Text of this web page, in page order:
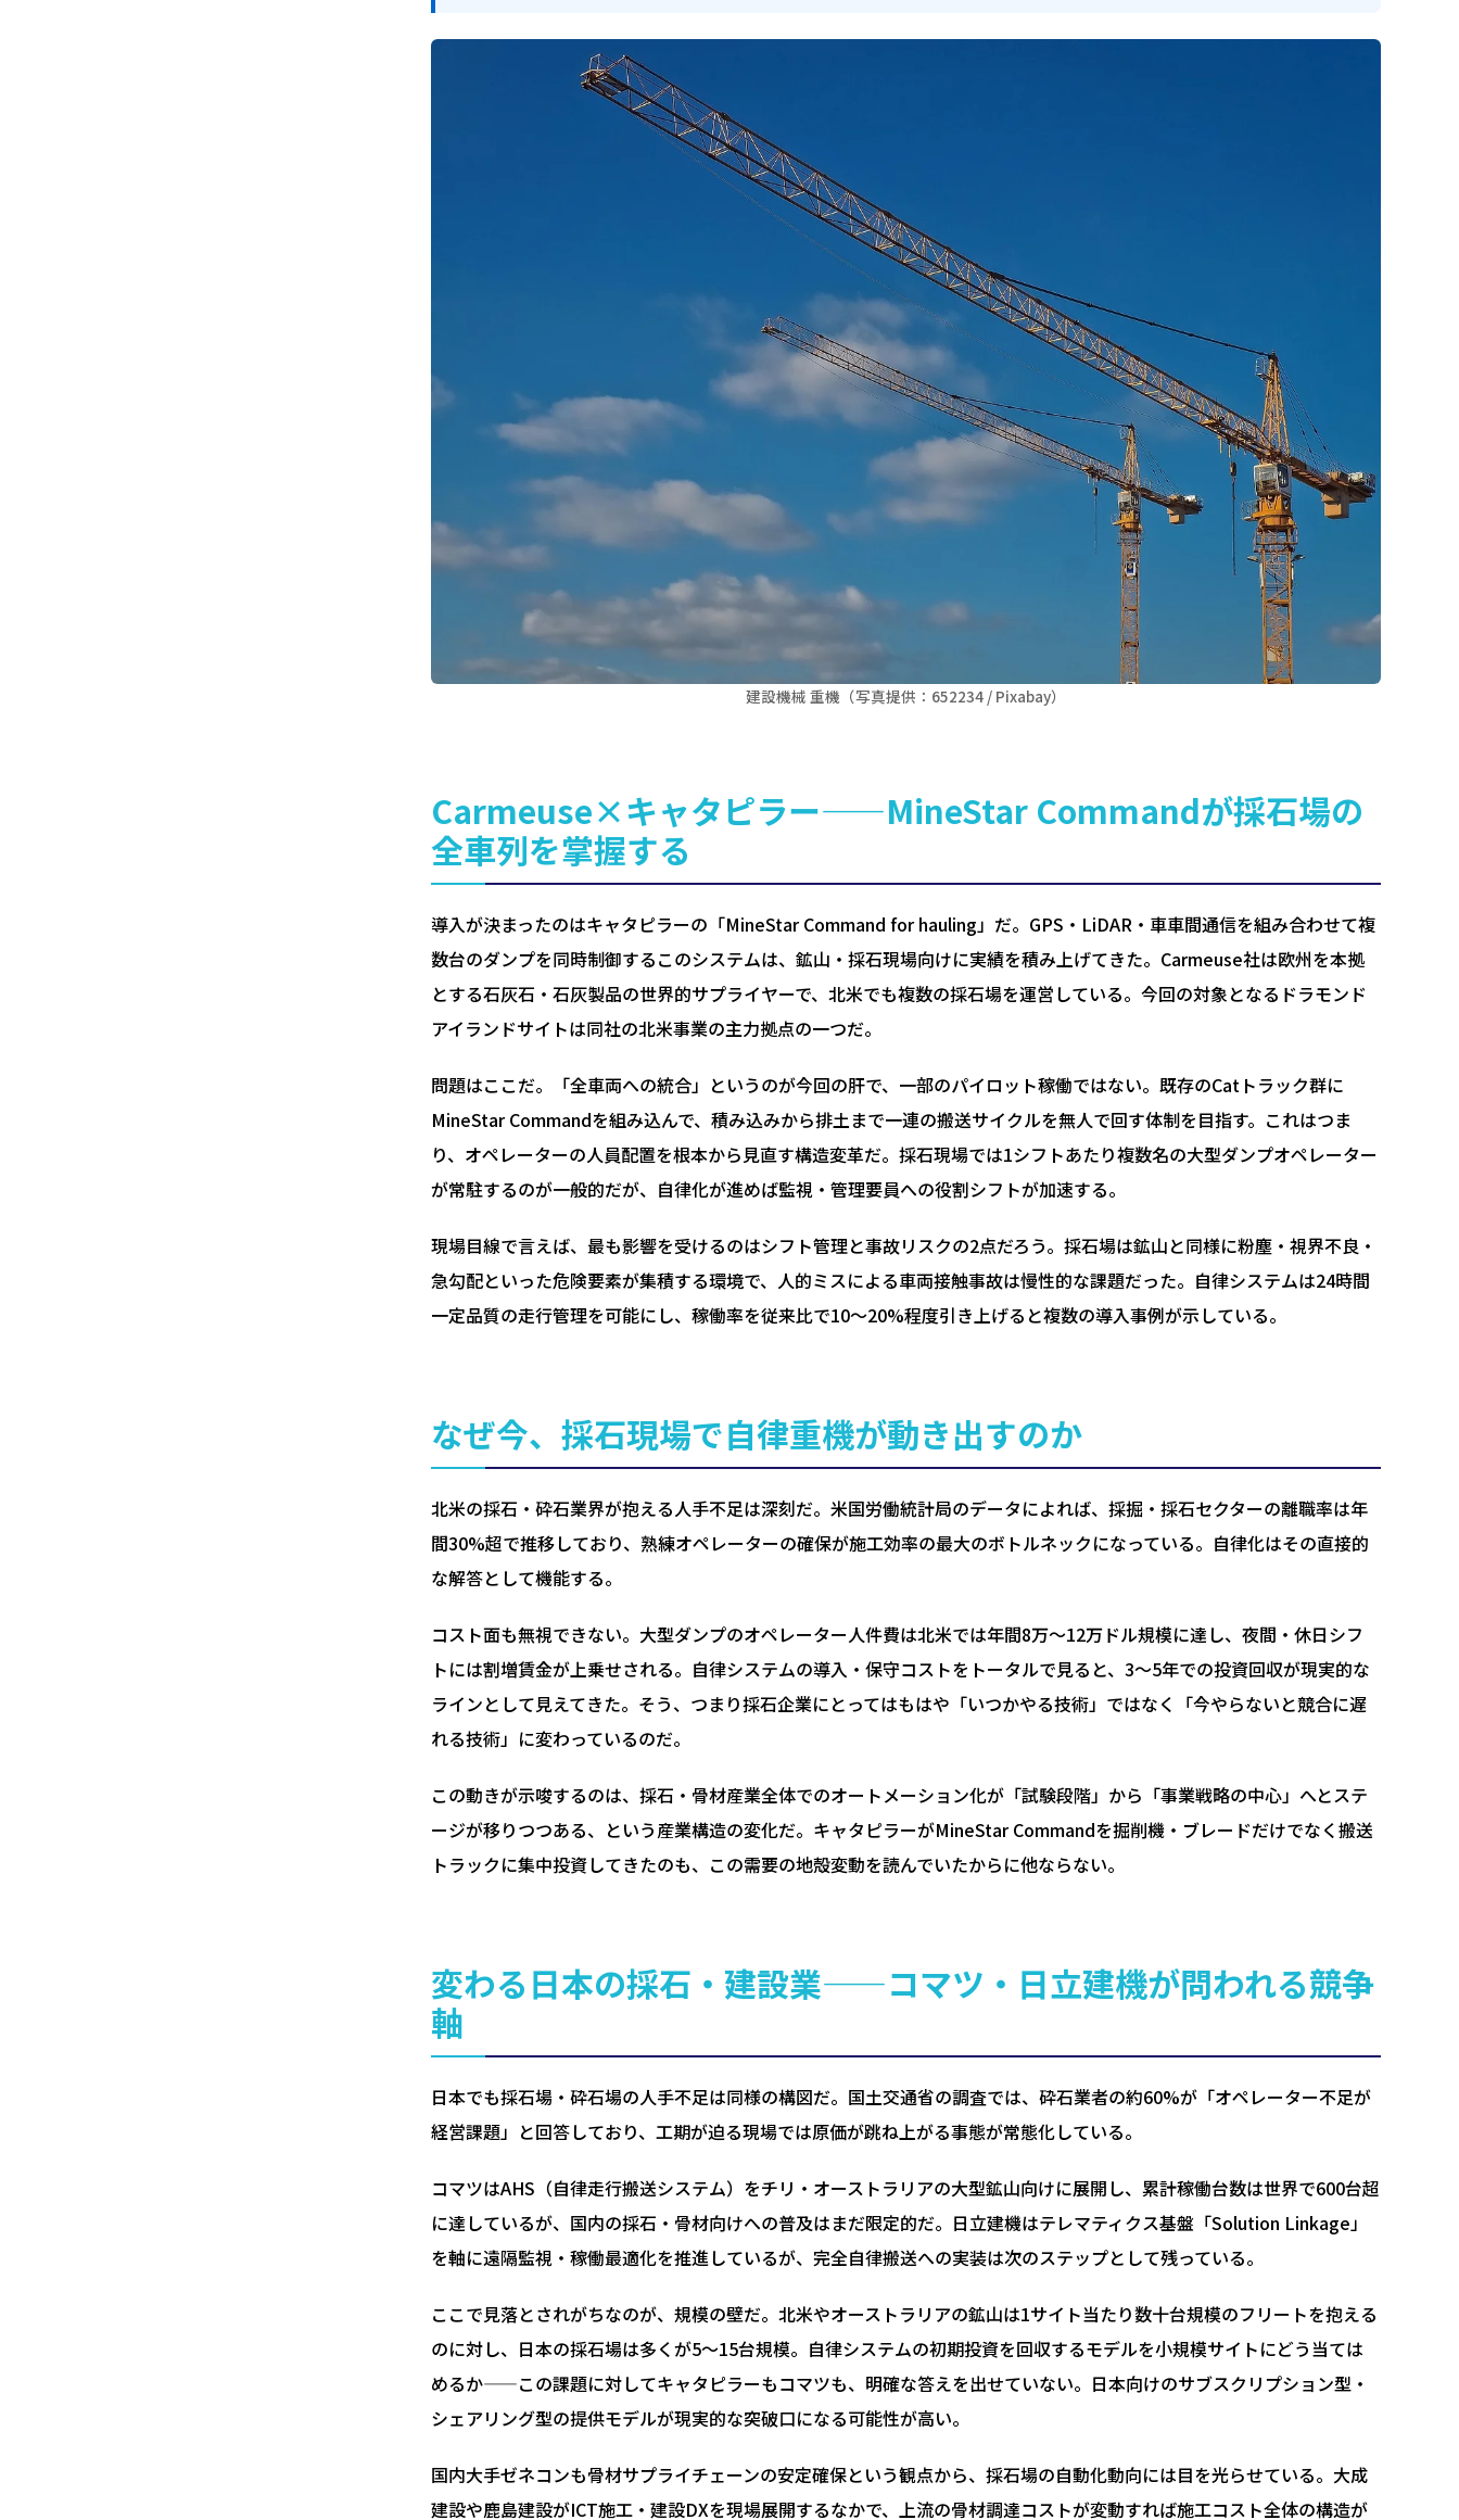
建設機械 重機（写真提供：652234 / Pixabay）
Carmeuse×キャタピラー——MineStar Commandが採石場の
全車列を掌握する
導入が決まったのはキャタピラーの「MineStar Command for hauling」だ。GPS・LiDAR・車車間通信を組み合わせて複
数台のダンプを同時制御するこのシステムは、鉱山・採石現場向けに実績を積み上げてきた。Carmeuse社は欧州を本拠
とする石灰石・石灰製品の世界的サプライヤーで、北米でも複数の採石場を運営している。今回の対象となるドラモンド
アイランドサイトは同社の北米事業の主力拠点の一つだ。
問題はここだ。「全車両への統合」というのが今回の肝で、一部のパイロット稼働ではない。既存のCatトラック群に
MineStar Commandを組み込んで、積み込みから排土まで一連の搬送サイクルを無人で回す体制を目指す。これはつま
り、オペレーターの人員配置を根本から見直す構造変革だ。採石現場では1シフトあたり複数名の大型ダンプオペレーター
が常駐するのが一般的だが、自律化が進めば監視・管理要員への役割シフトが加速する。
現場目線で言えば、最も影響を受けるのはシフト管理と事故リスクの2点だろう。採石場は鉱山と同様に粉塵・視界不良・
急勾配といった危険要素が集積する環境で、人的ミスによる車両接触事故は慢性的な課題だった。自律システムは24時間
一定品質の走行管理を可能にし、稼働率を従来比で10〜20%程度引き上げると複数の導入事例が示している。
なぜ今、採石現場で自律重機が動き出すのか
北米の採石・砕石業界が抱える人手不足は深刻だ。米国労働統計局のデータによれば、採掘・採石セクターの離職率は年
間30%超で推移しており、熟練オペレーターの確保が施工効率の最大のボトルネックになっている。自律化はその直接的
な解答として機能する。
コスト面も無視できない。大型ダンプのオペレーター人件費は北米では年間8万〜12万ドル規模に達し、夜間・休日シフ
トには割増賃金が上乗せされる。自律システムの導入・保守コストをトータルで見ると、3〜5年での投資回収が現実的な
ラインとして見えてきた。そう、つまり採石企業にとってはもはや「いつかやる技術」ではなく「今やらないと競合に遅
れる技術」に変わっているのだ。
この動きが示唆するのは、採石・骨材産業全体でのオートメーション化が「試験段階」から「事業戦略の中心」へとステ
ージが移りつつある、という産業構造の変化だ。キャタピラーがMineStar Commandを掘削機・ブレードだけでなく搬送
トラックに集中投資してきたのも、この需要の地殻変動を読んでいたからに他ならない。
変わる日本の採石・建設業——コマツ・日立建機が問われる競争
軸
日本でも採石場・砕石場の人手不足は同様の構図だ。国土交通省の調査では、砕石業者の約60%が「オペレーター不足が
経営課題」と回答しており、工期が迫る現場では原価が跳ね上がる事態が常態化している。
コマツはAHS（自律走行搬送システム）をチリ・オーストラリアの大型鉱山向けに展開し、累計稼働台数は世界で600台超
に達しているが、国内の採石・骨材向けへの普及はまだ限定的だ。日立建機はテレマティクス基盤「Solution Linkage」
を軸に遠隔監視・稼働最適化を推進しているが、完全自律搬送への実装は次のステップとして残っている。
ここで見落とされがちなのが、規模の壁だ。北米やオーストラリアの鉱山は1サイト当たり数十台規模のフリートを抱える
のに対し、日本の採石場は多くが5〜15台規模。自律システムの初期投資を回収するモデルを小規模サイトにどう当ては
めるか——この課題に対してキャタピラーもコマツも、明確な答えを出せていない。日本向けのサブスクリプション型・
シェアリング型の提供モデルが現実的な突破口になる可能性が高い。
国内大手ゼネコンも骨材サプライチェーンの安定確保という観点から、採石場の自動化動向には目を光らせている。大成
建設や鹿島建設がICT施工・建設DXを現場展開するなかで、上流の骨材調達コストが変動すれば施工コスト全体の構造が